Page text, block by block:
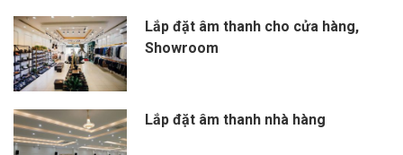
Lắp đặt âm thanh cho cửa hàng,
Showroom
Lắp đặt âm thanh nhà hàng